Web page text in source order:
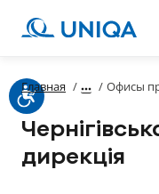
Главная / / Офисы
дирекція